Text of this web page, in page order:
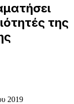
της
2019